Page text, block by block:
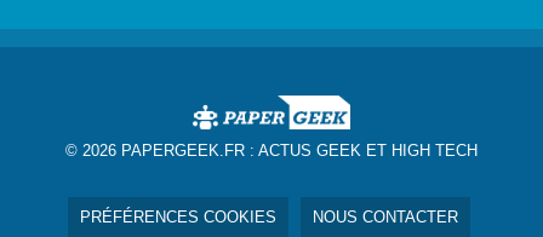
© 2026 PAPERGEEK.FR : ACTUS GEEK ET HIGH TECH
PRÉFÉRENCES COOKIES NOUS CONTACTER